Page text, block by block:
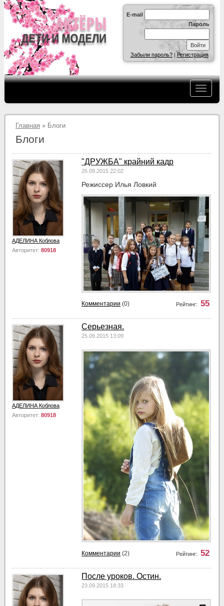
E-mail
Пароль
Забыли пароль?|Регистрация
Главная » Блоги
Блоги
АДЕЛИНА Коблова
Авторитет: 80918
"ДРУЖБА" крайний кадр
26.09.2015 22:02
Режиссер Илья Ловкий
Комментарии (0) Рейтинг: 55
АДЕЛИНА Коблова
Авторитет: 80918
Серьезная.
25.09.2015 13:09
Комментарии (2) Рейтинг: 52
После уроков. Остин.
23.09.2015 18:33